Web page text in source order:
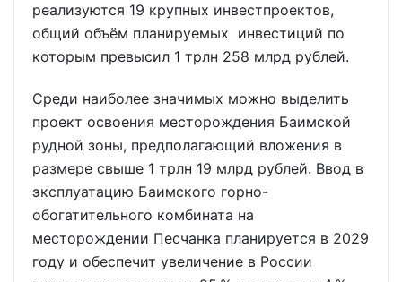
реализуются 19 крупных инвестпроектов,
общий объём планируемых инвестиций по
которым превысил 1 трлн 258 млрд рублей.
Среди наиболее значимых можно выделить
проект освоения месторождения Баимской
рудной зоны, предполагающий вложения в
размере свыше 1 трлн 19 млрд рублей. Ввод в
эксплуатацию Баимского горно-
обогатительного комбината на
месторождении Песчанка планируется в 2029
году и обеспечит увеличение в России